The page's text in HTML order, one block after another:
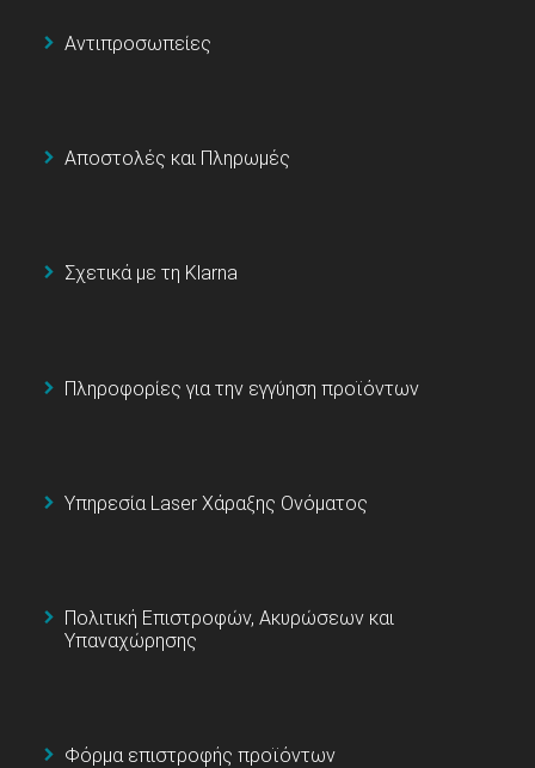
Αντιπροσωπείες
Αποστολές και Πληρωμές
Σχετικά με τη Klarna
Πληροφορίες για την εγγύηση προϊόντων
Υπηρεσία Laser Χάραξης Ονόματος
Πολιτική Επιστροφών, Ακυρώσεων και
Υπαναχώρησης
Φόρμα επιστροφής προϊόντων